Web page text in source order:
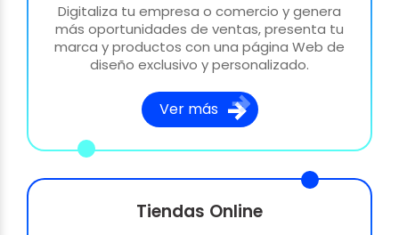
Digitaliza tu empresa o comercio y genera
más oportunidades de ventas, presenta tu
marca y productos con una página Web de
diseño exclusivo y personalizado.
Ver más
Tiendas Online